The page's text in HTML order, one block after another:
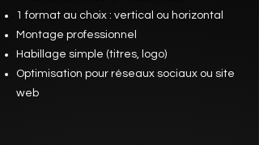
1 format au choix : vertical ou horizontal
Montage professionnel
Habillage simple (titres, logo)
Optimisation pour réseaux sociaux ou site
web